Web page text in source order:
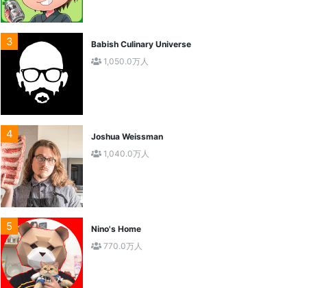
3
Babish Culinary Universe
1,050.0万人
4
Joshua Weissman
1,040.0万人
5
Nino's Home
770.0万人